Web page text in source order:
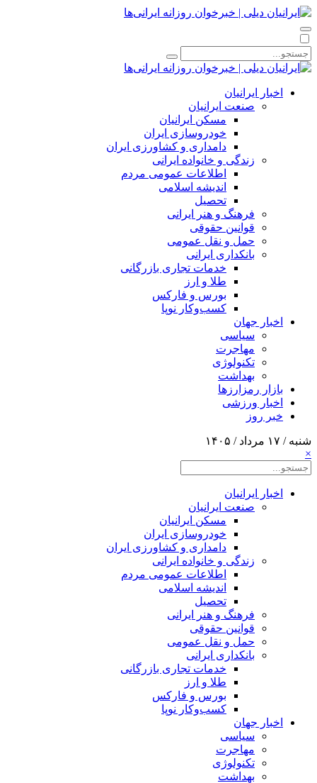
اخبار ایرانیان
صنعت ایرانیان
مسکن ایرانیان
خودروسازی ایران
دامداری و کشاورزی ایران
زندگی و خانواده ایرانی
اطلاعات عمومی مردم
اندیشه اسلامی
تحصیل
فرهنگ و هنر ایرانی
قوانین حقوقی
حمل و نقل عمومی
بانکداری ایرانی
خدمات تجاری بازرگانی
طلا و ارز
بورس و فارکس
کسب‌وکار نوپا
اخبار جهان
سیاسی
مهاجرت
تکنولوژی
بهداشت
بازار رمزارزها
اخبار ورزشی
خبر روز
شنبه / ۱۷ مرداد / ۱۴۰۵
×
اخبار ایرانیان
صنعت ایرانیان
مسکن ایرانیان
خودروسازی ایران
دامداری و کشاورزی ایران
زندگی و خانواده ایرانی
اطلاعات عمومی مردم
اندیشه اسلامی
تحصیل
فرهنگ و هنر ایرانی
قوانین حقوقی
حمل و نقل عمومی
بانکداری ایرانی
خدمات تجاری بازرگانی
طلا و ارز
بورس و فارکس
کسب‌وکار نوپا
اخبار جهان
سیاسی
مهاجرت
تکنولوژی
بهداشت